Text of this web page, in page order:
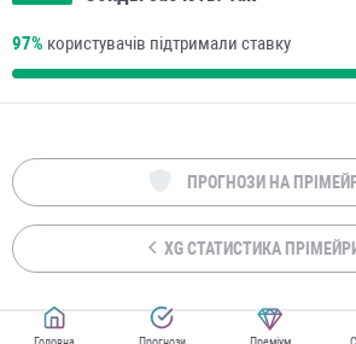
97% користувачів підтримали ставку
XG СТАТИСТИКА
ПРОГНОЗИ НА